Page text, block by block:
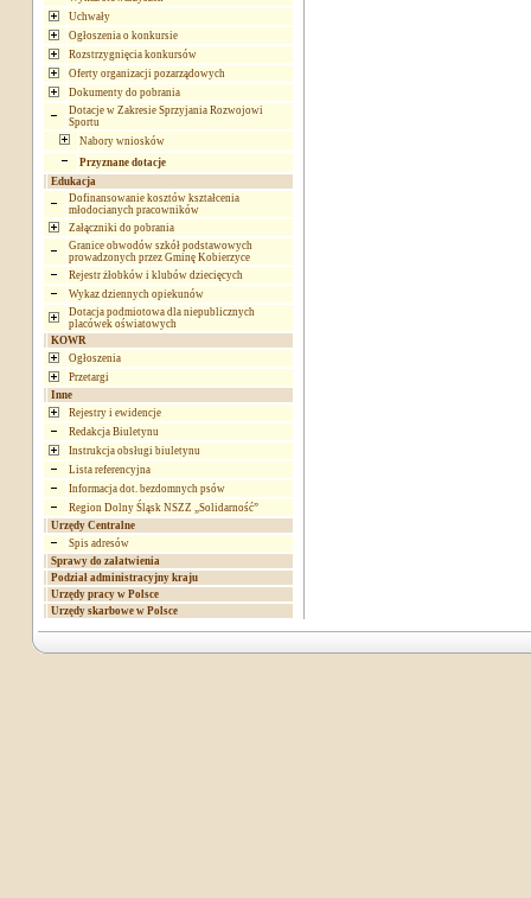
Uchwały
Ogłoszenia o konkursie
Rozstrzygnięcia konkursów
Oferty organizacji pozarządowych
Dokumenty do pobrania
Dotacje w Zakresie Sprzyjania Rozwojowi
Sportu
Nabory wniosków
Przyznane dotacje
Edukacja
Dofinansowanie kosztów kształcenia
młodocianych pracowników
Załączniki do pobrania
Granice obwodów szkół podstawowych
prowadzonych przez Gminę Kobierzyce
Rejestr żłobków i klubów dziecięcych
Wykaz dziennych opiekunów
Dotacja podmiotowa dla niepublicznych
placówek oświatowych
KOWR
Ogłoszenia
Przetargi
Inne
Rejestry i ewidencje
Redakcja Biuletynu
Instrukcja obsługi biuletynu
Lista referencyjna
Informacja dot. bezdomnych psów
Region Dolny Śląsk NSZZ „Solidarność”
Urzędy Centralne
Spis adresów
Sprawy do załatwienia
Podział administracyjny kraju
Urzędy pracy w Polsce
Urzędy skarbowe w Polsce